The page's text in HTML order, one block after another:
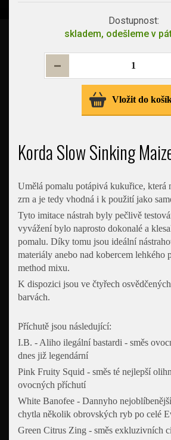
Dostupnost:
skladem, odešleme v
Vložit do
Korda Slow Sinking
Umělá pomalu potápivá kukuřice, která
zrn a je tedy vhodná i k použití jako
Tyto imitace nástrah byly pečlivě
vyvážení bylo naprosto dokonalé a
pomalu. Díky tomu jsou ideální
materiály anebo nad kobercem lehkého
method mixu.
K dispozici jsou ve čtyřech
barvách.
Příchutě jsou následující:
I.B. - Aliho ilegální bastardi - směs
dnes již legendární
Pink Fruity Squid - směs té nejlepší
ovocných příchutí
White Banofee - Dannyho
chytla několik obrovských ryb po celé
Green Citrus Zing - směs exkluzivních